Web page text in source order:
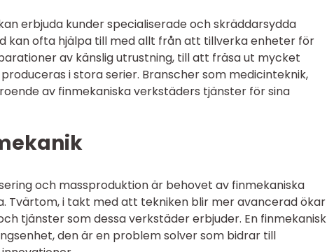
erbjuda kunder specialiserade och skräddarsydda
kan ofta hjälpa till med allt från att tillverka enheter för
av känslig utrustning, till att fräsa ut mycket
i stora serier. Branscher som medicinteknik,
av finmekaniska verkstäders tjänster för sina
och massproduktion är behovet av finmekaniska
Tvärtom, i takt med att tekniken blir mer avancerad ökar
tjänster som dessa verkstäder erbjuder. En finmekanisk
den är en problem solver som bidrar till